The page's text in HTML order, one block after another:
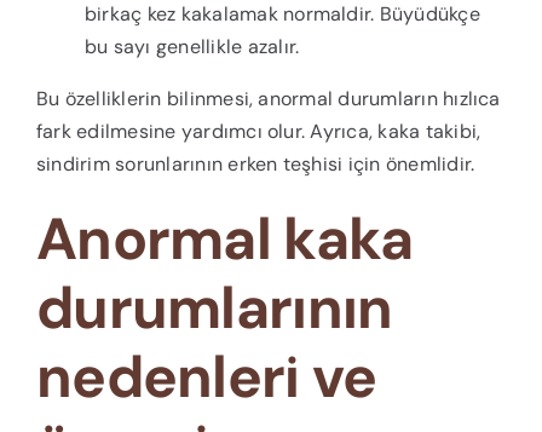
birkaç kez kakalamak normaldir. Büyüdükçe
bu sayı genellikle azalır.
Bu özelliklerin bilinmesi, anormal durumların hızlıca
fark edilmesine yardımcı olur. Ayrıca, kaka takibi,
sindirim sorunlarının erken teşhisi için önemlidir.
Anormal kaka
durumlarının
nedenleri ve